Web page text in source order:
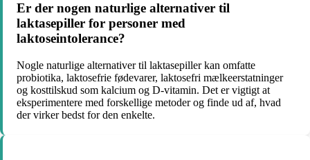
Er der nogen naturlige alternativer til
laktasepiller for personer med
laktoseintolerance?
Nogle naturlige alternativer til laktasepiller kan omfatte
probiotika, laktosefrie fødevarer, laktosefri mælkeerstatninger
og kosttilskud som kalcium og D-vitamin. Det er vigtigt at
eksperimentere med forskellige metoder og finde ud af, hvad
der virker bedst for den enkelte.